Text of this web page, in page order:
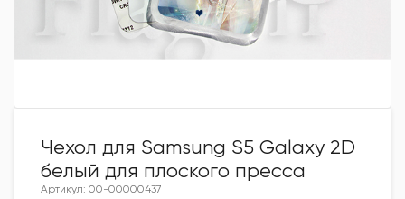
Чехол для Samsung S5 Galaxy 2D
белый для плоского пресса
Артикул: 00-00000437